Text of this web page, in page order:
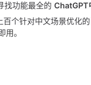
找功能最全的 ChatGPT
百个针对中文场景优化
。